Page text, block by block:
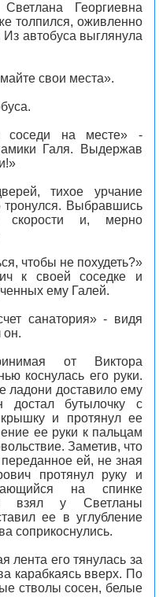
Георгиевна
толпился, оживленно
автобуса выглянула
свои места».
соседи на месте» -
Галя. Выдержав
тихое урчание
тронулся. Выбравшись
и, мерно
чтобы не похудеть?»
к своей соседке и
ему Галей.
санатория» - видя
он.
от Виктора
коснулась его руки.
ладони доставило ему
достал бутылочку с
и протянул ее
ее руки к пальцам
Заметив, что
ей, не зная
протянул руку и
на спинке
взял у Светланы
ее в углубление
соприкоснулись.
лента его тянулась за
карабкаясь вверх. По
стволы сосен, белые